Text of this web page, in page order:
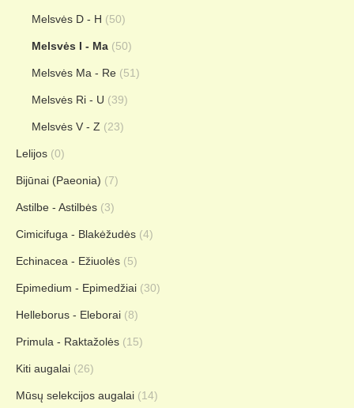
Melsvės D - H (50)
Melsvės I - Ma (50)
Melsvės Ma - Re (51)
Melsvės Ri - U (39)
Melsvės V - Z (23)
Lelijos (0)
Bijūnai (Paeonia) (7)
Astilbe - Astilbės (3)
Cimicifuga - Blakėžudės (4)
Echinacea - Ežiuolės (5)
Epimedium - Epimedžiai (30)
Helleborus - Eleborai (8)
Primula - Raktažolės (15)
Kiti augalai (26)
Mūsų selekcijos augalai (14)